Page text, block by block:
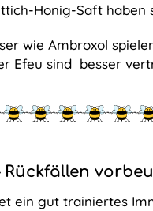
Honig-Saft haben
wie Ambroxol
Efeu sind besser
ein gut trainiertes